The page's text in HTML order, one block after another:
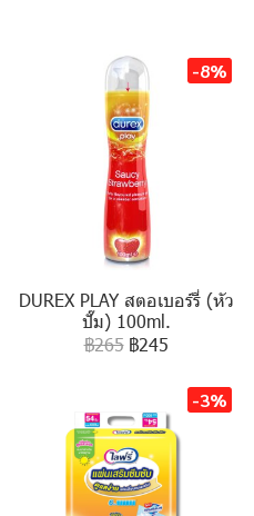
-8%
DUREX PLAY สตอเบอร์รี่ (หัว
ปั๊ม) 100ml.
฿265 ฿245
-3%